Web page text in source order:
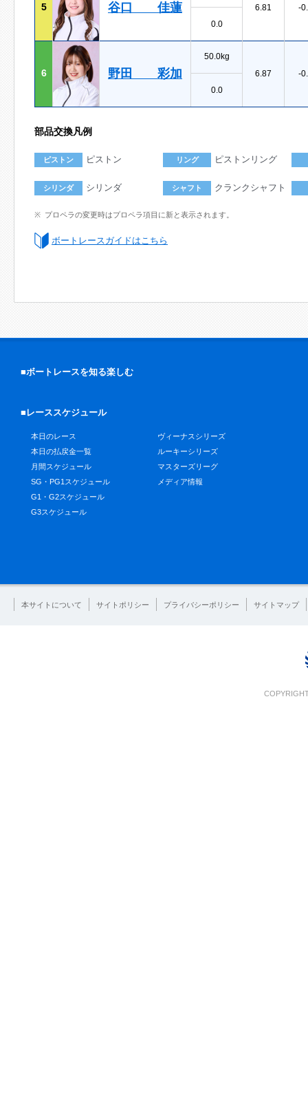
5 谷口 佳蓮
6.81
-
0.0
6 野田 彩加
50.0kg
6.87
-
0.0
部品交換凡例
ピストン ピストン リング ピストンリング
シリンダ シリンダ シャフト クランクシャフト
プロペラの変更時はプロペラ項目に新と表示されます。
ボートレースガイドはこちら
■ボートレースを知る楽しむ
■レーススケジュール
本日のレース
本日の払戻金一覧
月間スケジュール
SG・PG1スケジュール
G1・G2スケジュール
G3スケジュール
ヴィーナスシリーズ
ルーキーシリーズ
マスターズリーグ
メディア情報
本サイトについて サイトポリシー プライバシーポリシー サイトマップ